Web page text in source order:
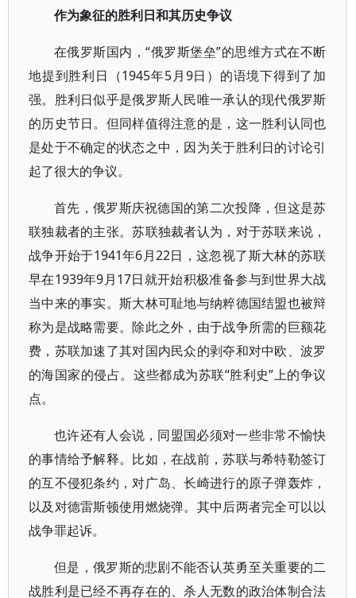
作为象征的胜利日和其历史争议
在俄罗斯国内，“俄罗斯堡垒”的思维方式在不断
地提到胜利日（1945年5月9日）的语境下得到了加
强。胜利日似乎是俄罗斯人民唯一承认的现代俄罗斯
的历史节日。但同样值得注意的是，这一胜利认同也
是处于不确定的状态之中，因为关于胜利日的讨论引
起了很大的争议。
首先，俄罗斯庆祝德国的第二次投降，但这是苏
联独裁者的主张。苏联独裁者认为，对于苏联来说，
战争开始于1941年6月22日，这忽视了斯大林的苏联
早在1939年9月17日就开始积极准备参与到世界大战
当中来的事实。斯大林可耻地与纳粹德国结盟也被辩
称为是战略需要。除此之外，由于战争所需的巨额花
费，苏联加速了其对国内民众的剥夺和对中欧、波罗
的海国家的侵占。这些都成为苏联“胜利史”上的争议
点。
也许还有人会说，同盟国必须对一些非常不愉快
的事情给予解释。比如，在战前，苏联与希特勒签订
的互不侵犯条约，对广岛、长崎进行的原子弹轰炸，
以及对德雷斯顿使用燃烧弹。其中后两者完全可以以
战争罪起诉。
但是，俄罗斯的悲剧不能否认英勇至关重要的二
战胜利是已经不再存在的、杀人无数的政治体制合法